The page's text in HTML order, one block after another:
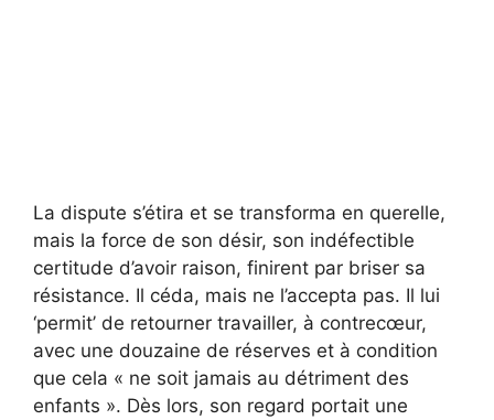
La dispute s’étira et se transforma en querelle,
mais la force de son désir, son indéfectible
certitude d’avoir raison, finirent par briser sa
résistance. Il céda, mais ne l’accepta pas. Il lui
‘permit’ de retourner travailler, à contrecœur,
avec une douzaine de réserves et à condition
que cela « ne soit jamais au détriment des
enfants ». Dès lors, son regard portait une